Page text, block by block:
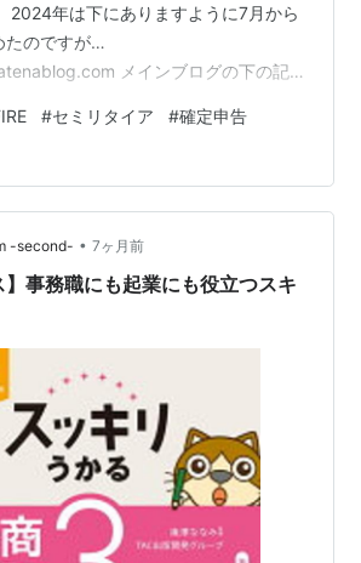
2024年は下にありますように7月から
たのですが…
メインブログの下の記事
ろではありませんでした。
年明けから、領収書などの整理
ようやく帳簿作成に取り掛かりまし
持っているので、税理士に頼むこと
複式簿記を作成しています(費用ゼ
#セミリタイア #確定申告
-second- • 7ヶ月前
】事務職にも起業にも役立つスキ